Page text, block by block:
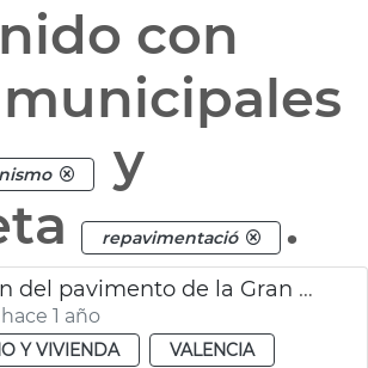
con
y
repavimentació .
Renovación del pavimento de la Gran Via Marqués del Túria de València
1 año
Y VIVIENDA
VALENCIA